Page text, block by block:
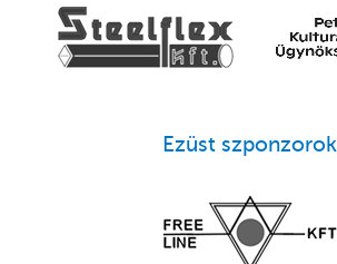
Ezüst szponzorok